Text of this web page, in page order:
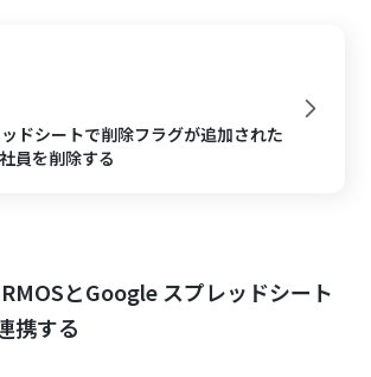
ドシートで削除フラグが追加された
員を削除する
とGoogle スプレッドシート
携する